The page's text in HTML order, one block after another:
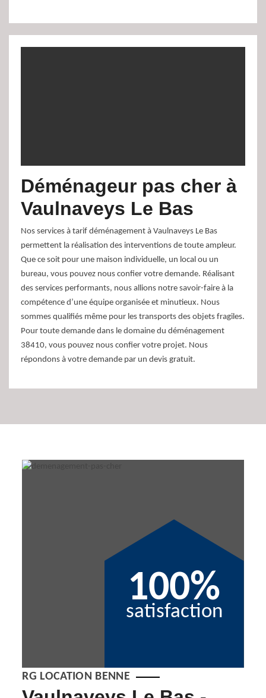
Déménageur pas cher à
Vaulnaveys Le Bas
Nos services à tarif déménagement à Vaulnaveys Le Bas
permettent la réalisation des interventions de toute ampleur.
Que ce soit pour une maison individuelle, un local ou un
bureau, vous pouvez nous confier votre demande. Réalisant
des services performants, nous allions notre savoir-faire à la
compétence d’une équipe organisée et minutieux. Nous
sommes qualifiés même pour les transports des objets fragiles.
Pour toute demande dans le domaine du déménagement
38410, vous pouvez nous confier votre projet. Nous
répondons à votre demande par un devis gratuit.
100%
satisfaction
RG LOCATION BENNE